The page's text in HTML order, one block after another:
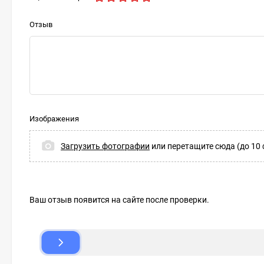
Отзыв
Изображения
Загрузить фотографии или перетащите сюда (до 10
Ваш отзыв появится на сайте после проверки.